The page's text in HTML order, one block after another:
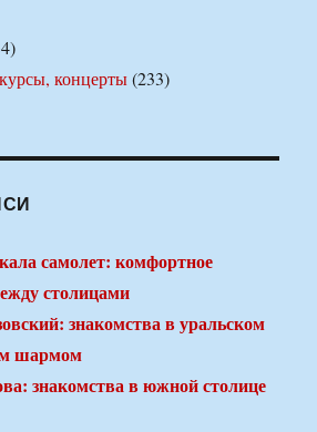
концерты(233)
самолет: комфортное
столицами
знакомства в уральском
шармом
знакомства в южной столице